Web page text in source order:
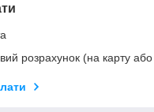
розрахунок (на карту